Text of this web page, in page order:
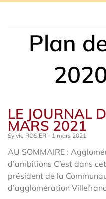
Plan
LE JOURNAL
MARS 2021
Sylvie ROSIER 1 mars 2021
AU SOMMAIRE :
d’ambitions C’est dans
président de la
d’agglomération